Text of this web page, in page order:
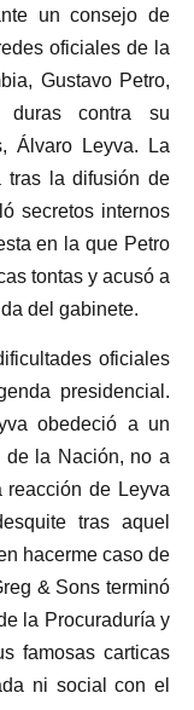
un consejo de
oficiales de la
Gustavo Petro,
duras contra su
Álvaro Leyva. La
tras la difusión de
secretos internos
en la que Petro
tontas y acusó a
del gabinete.
oficiales
presidencial.
obedeció a un
de la Nación, no a
de Leyva
tras aquel
hacerme caso de
& Sons terminó
la Procuraduría y
famosas carticas
ni social con el